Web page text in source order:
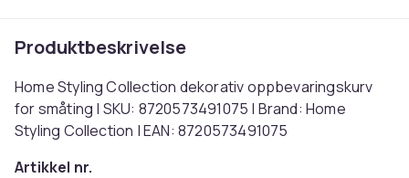
Produktbeskrivelse
Home Styling Collection dekorativ oppbevaringskurv
for småting | SKU: 8720573491075 | Brand: Home
Styling Collection | EAN: 8720573491075
Artikkel nr.